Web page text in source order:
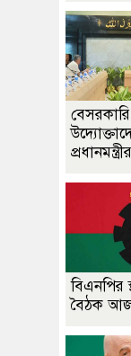
বিএনপির
বৈঠক